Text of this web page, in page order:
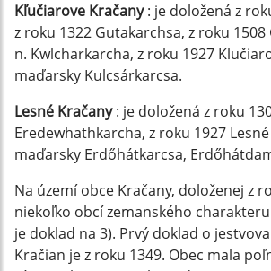
Kľučiarove Kračany: je doložená z
z roku 1322 Gutakarchsa, z roku
n. Kwlcharkarcha, z roku 1927
maďarsky Kulcsárkarcsa.
Lesné Kračany: je doložená z roku
Eredewhathkarcha, z roku 1927
maďarsky Erdőhátkarcsa,
Na území obce Kračany, doloženej z
niekoľko obcí zemanského
je doklad na 3). Prvý doklad o
Kračian je z roku 1349. Obec mala